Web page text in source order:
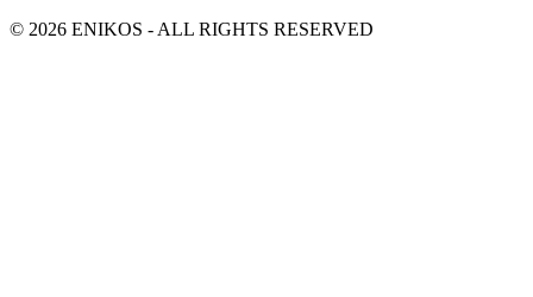
© 2026 ENIKOS - ALL RIGHTS RESERVED